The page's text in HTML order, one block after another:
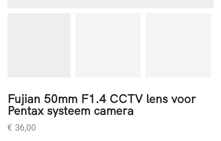
Fujian 50mm F1.4 CCTV lens voor
Pentax systeem camera
€ 36,00